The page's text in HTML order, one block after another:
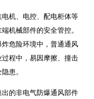
机、电控、配电柜体等
机械部件的安全管控。
炸危险环境中，普通通风
程中，易因摩擦、撞击
患。
的非电气防爆通风部件